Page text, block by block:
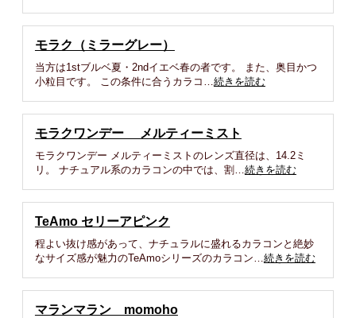
モラク（ミラーグレー）
当方は1stブルベ夏・2ndイエベ春の者です。 また、奥目かつ
小粒目です。 この条件に合うカラコ…続きを読む
モラクワンデー メルティーミスト
モラクワンデー メルティーミストのレンズ直径は、14.2ミ
リ。 ナチュアル系のカラコンの中では、割…続きを読む
TeAmo セリーアピンク
程よい抜け感があって、ナチュラルに盛れるカラコンと絶妙
なサイズ感が魅力のTeAmoシリーズのカラコン…続きを読む
マランマラン momoho